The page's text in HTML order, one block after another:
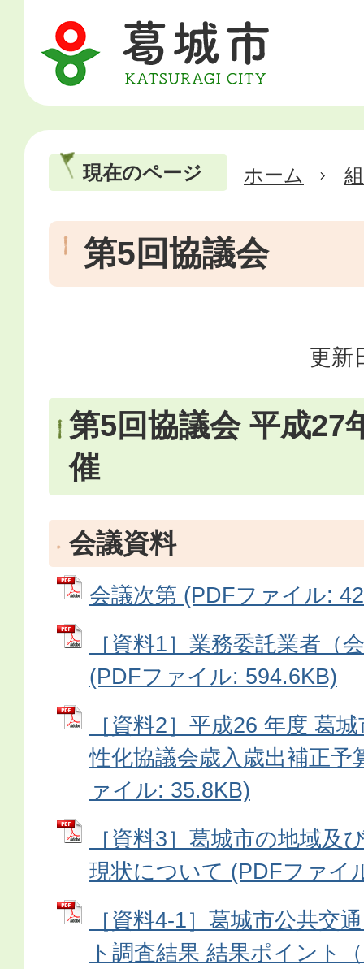
現在のページ ホーム
第5回協議会
更新
第5回協議会 平成27
催
会議資料
会議次第 (PDFファイル:
［資料1］業務委託業者（
(PDFファイル: 594.6KB)
［資料2］平成26 年度 葛
性化協議会歳入歳出補正予
ァイル: 35.8KB)
［資料3］葛城市の地域及
現状について (PDFファイ
［資料4-1］葛城市公共交
ト調査結果 結果ポイント